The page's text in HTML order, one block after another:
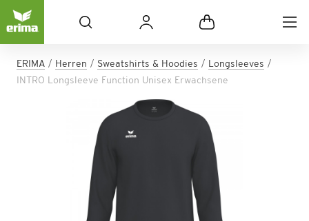
ERIMA Herren Sweatshirts & Hoodies
Longsleeves
INTRO Longsleeve Function Unisex Erwachsene